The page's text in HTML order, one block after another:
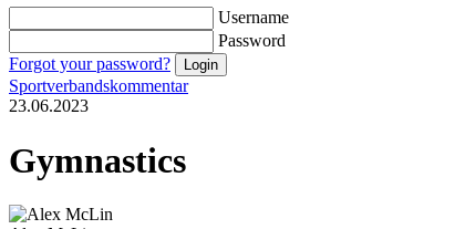
Username
Password
Forgot your password?
Sportverbandskommentar
23.06.2023
Gymnastics